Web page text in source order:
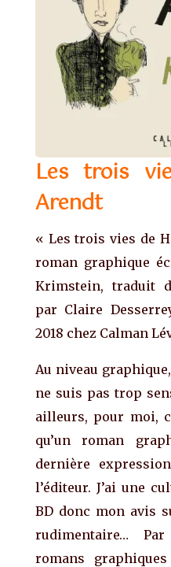
Les trois
Arendt
« Les trois vies de
roman graphique
Krimstein, traduit
par Claire
2018 chez Calman
Au niveau
ne suis pas trop
ailleurs, pour moi,
qu’un roman
dernière
l’éditeur. J’ai une
BD donc mon avis
rudimentaire…
romans